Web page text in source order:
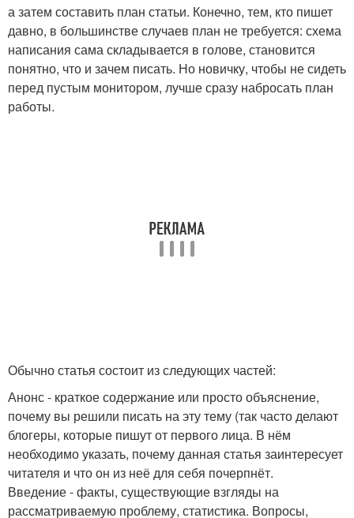
а затем составить план статьи. Конечно, тем, кто пишет
давно, в большинстве случаев план не требуется: схема
написания сама складывается в голове, становится
понятно, что и зачем писать. Но новичку, чтобы не сидеть
перед пустым монитором, лучше сразу набросать план
работы.
Обычно статья состоит из следующих частей:
Анонс - краткое содержание или просто объяснение,
почему вы решили писать на эту тему (так часто делают
блогеры, которые пишут от первого лица. В нём
необходимо указать, почему данная статья заинтересует
читателя и что он из неё для себя почерпнёт.
Введение - факты, существующие взгляды на
рассматриваемую проблему, статистика. Вопросы,